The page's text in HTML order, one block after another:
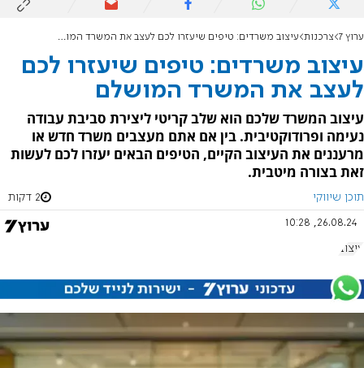
ערוץ 7 צרכנות עיצוב משרדים: טיפים שיעזרו לכם לעצב את המשרד המושלם
עיצוב משרדים: טיפים שיעזרו לכם
לעצב את המשרד המושלם
עיצוב המשרד שלכם הוא שלב קריטי ליצירת סביבת עבודה
נעימה ופרודוקטיבית. בין אם אתם מעצבים משרד חדש או
מרעננים את העיצוב הקיים, הטיפים הבאים יעזרו לכם לעשות
זאת בצורה מיטבית.
תוכן שיווקי 2 דקות
26.08.24, 10:28
עיצוב